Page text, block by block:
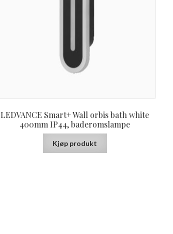
LEDVANCE Smart+ Wall orbis bath white
400mm IP44, baderomslampe
Kjøp produkt